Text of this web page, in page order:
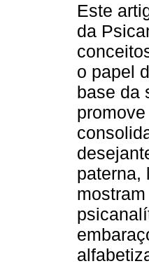
Este
da
o papel
base da
paterna,